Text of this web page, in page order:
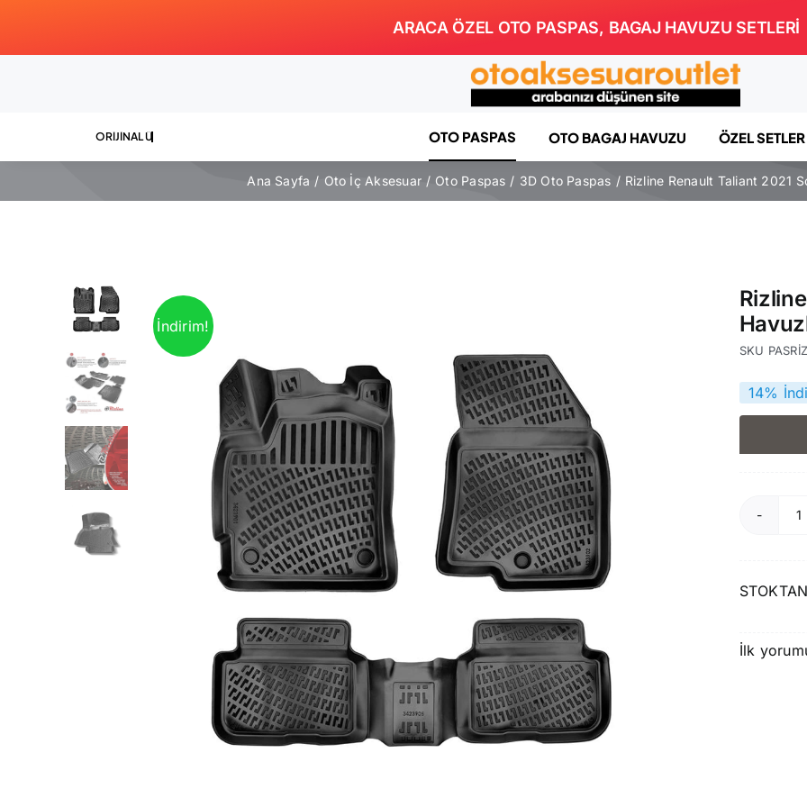
content
ARACA ÖZEL OTO PASPAS, BAGAJ HAVUZU SETLERİ
OTO PASPAS OTO BAGAJ HAVUZU ÖZEL SETLER
Ana Sayfa Oto İç Aksesuar Oto Paspas 3D Oto Paspas Rizline Renault Taliant 2021
İndirim!
SKU
14%
İlk